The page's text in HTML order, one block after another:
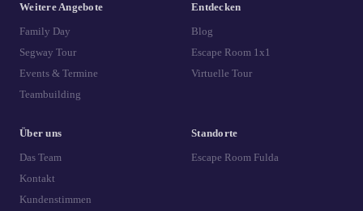
Weitere Angebote
Family Day
Segway Tour
Events & Termine
Teambuilding
Entdecken
Blog
Escape Room 1x1
Virtuelle Tour
Über uns
Das Team
Kontakt
Kundenstimmen
Standorte
Escape Room Fulda